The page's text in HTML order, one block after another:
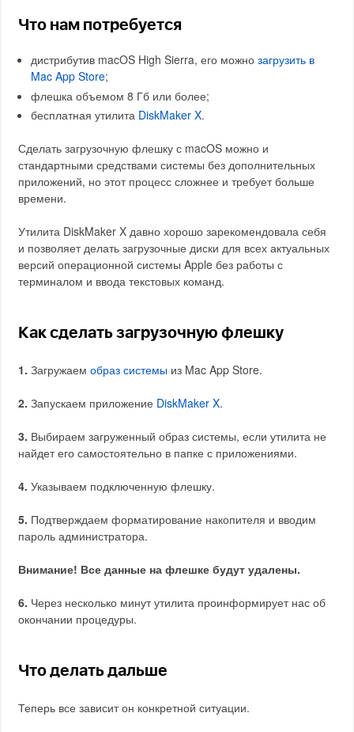
Что нам потребуется
дистрибутив macOS High Sierra, его можнозагрузить в
Mac App Store;
флешка объемом 8 Гб или более;
бесплатная утилита DiskMaker X.
Сделать загрузочную флешку с macOS можно и
стандартными средствами системы без дополнительных
приложений, но этот процесс сложнее и требует больше
времени.
Утилита DiskMaker X давно хорошо зарекомендовала себя
и позволяет делать загрузочные диски для всех актуальных
версий операционной системы Apple без работы с
терминалом и ввода текстовых команд.
Как сделать загрузочную флешку
1. Загружаемобраз системы из Mac App Store.
2. Запускаем приложение DiskMaker X.
3. Выбираем загруженный образ системы, если утилита не
найдет его самостоятельно в папке с приложениями.
4. Указываем подключенную флешку.
5. Подтверждаем форматирование накопителя и вводим
пароль администратора.
Внимание! Все данные на флешке будут удалены.
6. Через несколько минут утилита проинформирует нас об
окончании процедуры.
Что делать дальше
Теперь все зависит он конкретной ситуации.